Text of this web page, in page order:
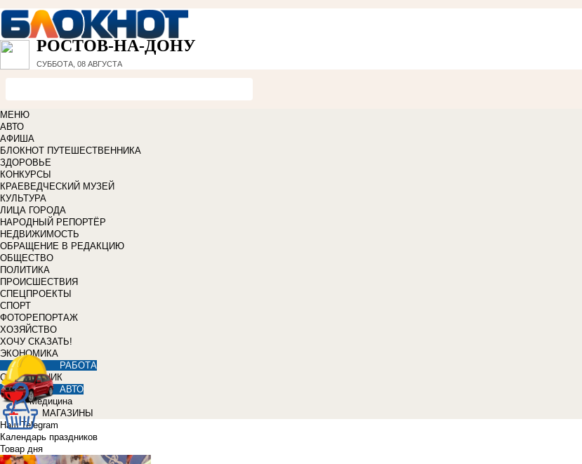
РОСТОВ-НА-ДОНУ
СУББОТА, 08 АВГУСТА
МЕНЮ
АВТО
АФИША
БЛОКНОТ ПУТЕШЕСТВЕННИКА
ЗДОРОВЬЕ
КОНКУРСЫ
КРАЕВЕДЧЕСКИЙ МУЗЕЙ
КУЛЬТУРА
ЛИЦА ГОРОДА
НАРОДНЫЙ РЕПОРТЁР
НЕДВИЖИМОСТЬ
ОБРАЩЕНИЕ В РЕДАКЦИЮ
ОБЩЕСТВО
ПОЛИТИКА
ПРОИСШЕСТВИЯ
СПЕЦПРОЕКТЫ
СПОРТ
ФОТОРЕПОРТАЖ
ХОЗЯЙСТВО
ХОЧУ СКАЗАТЬ!
ЭКОНОМИКА
РАБОТА
СПРАВОЧНИК
АВТО
Медицина
МАГАЗИНЫ
Наш Telegram
Календарь праздников
Товар дня